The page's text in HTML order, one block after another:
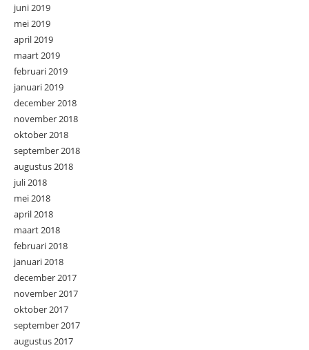
juni 2019
mei 2019
april 2019
maart 2019
februari 2019
januari 2019
december 2018
november 2018
oktober 2018
september 2018
augustus 2018
juli 2018
mei 2018
april 2018
maart 2018
februari 2018
januari 2018
december 2017
november 2017
oktober 2017
september 2017
augustus 2017